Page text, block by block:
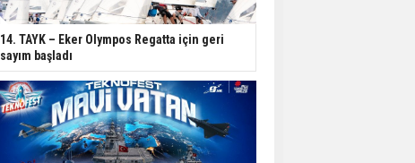
14. TAYK – Eker Olympos Regatta için geri
sayım başladı